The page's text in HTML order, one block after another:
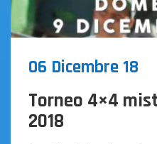
06 Dicembre 18
Torneo 4×4
2018